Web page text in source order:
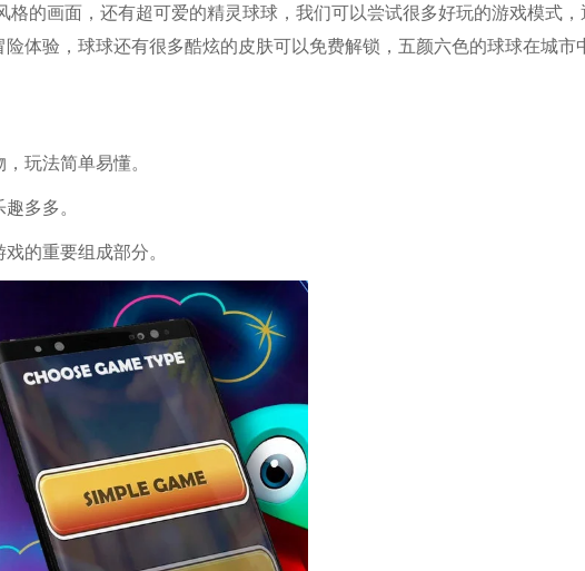
格的画面，还有超可爱的精灵球球，我们可以尝试很多好玩的游戏模式，
体验，球球还有很多酷炫的皮肤可以免费解锁，五颜六色的球球在城市
玩法简单易懂。
多多。
的重要组成部分。